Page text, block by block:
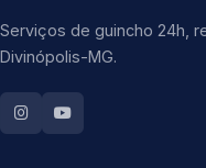
Serviços de guincho 24h,
Divinópolis-MG.